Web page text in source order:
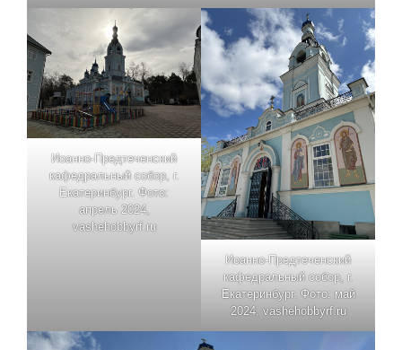
Иоанно-Предтеченский
кафедральный собор, г.
Екатеринбург. Фото:
апрель 2024,
vashehobbyrf.ru
Иоанно-Предтеченский
кафедральный собор, г.
Екатеринбург. Фото: май
2024, vashehobbyrf.ru